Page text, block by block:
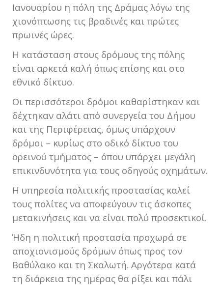
Ιανουαρίου η πόλη της Δράμας λόγω της
χιονόπτωσης τις βραδινές και πρώτες
πρωινές ώρες.
Η κατάσταση στους δρόμους της πόλης
είναι αρκετά καλή όπως επίσης και στο
εθνικό δίκτυο.
Οι περισσότεροι δρόμοι καθαρίστηκαν και
δέχτηκαν αλάτι από συνεργεία του Δήμου
και της Περιφέρειας, όμως υπάρχουν
δρόμοι – κυρίως στο οδικό δίκτυο του
ορεινού τμήματος – όπου υπάρχει μεγάλη
επικινδυνότητα για τους οδηγούς οχημάτων.
Η υπηρεσία πολιτικής προστασίας καλεί
τους πολίτες να αποφεύγουν τις άσκοπες
μετακινήσεις και να είναι πολύ προσεκτικοί.
Ήδη η πολιτική προστασία προχωρά σε
αποχιονισμούς δρόμων όπως προς τον
Βαθύλακο και τη Σκαλωτή. Αργότερα κατά
τη διάρκεια της ημέρας θα ρίξει και πάλι